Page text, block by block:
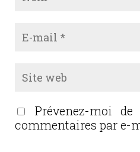
Prévenez-moi
commentaires par e-